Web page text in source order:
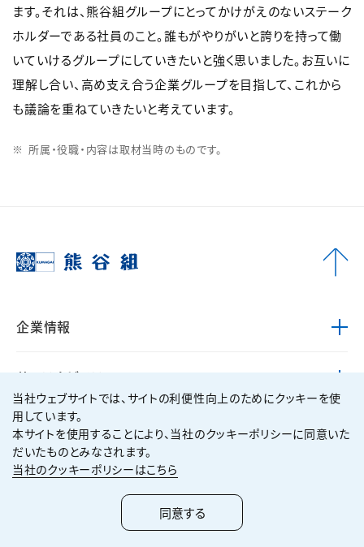
ます。それは、熊谷組グループにとってかけがえのないステーク
ホルダーである社員のこと。誰もがやりがいと誇りを持って働
いていけるグループにしていきたいと強く思いました。お互いに
理解し合い、高め支え合う企業グループを目指して、これから
も議論を重ねていきたいと考えています。
所属・役職・内容は取材当時のものです。
企業情報
サステナビリティ
技術・ソリューション
実績紹介
当社ウェブサイトでは、サイトの利便性向上のためにクッキーを使
用しています。
本サイトを使用することにより、当社のクッキーポリシーに同意いた
だいたものとみなされます。
当社のクッキーポリシーはこちら
同意する